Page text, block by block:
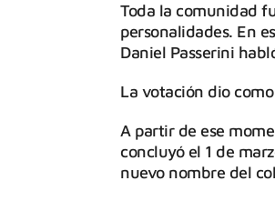
Toda la comunidad
personalidades. En
Daniel Passerini
La votación dio
A partir de ese
concluyó el 1 de
nuevo nombre del